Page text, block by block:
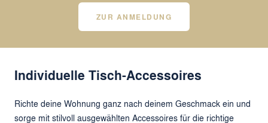
ZUR ANMELDUNG
Individuelle Tisch-Accessoires
Richte deine Wohnung ganz nach deinem Geschmack ein und
sorge mit stilvoll ausgewählten Accessoires für die richtige